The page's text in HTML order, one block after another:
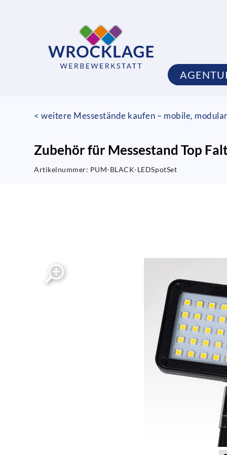
< weitere Messestände kaufen – mobile,
Zubehör für Messestand Top
Artikelnummer: PUM-BLACK-LEDSpotSet